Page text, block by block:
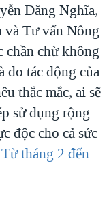
Đăng Nghĩa,
và Tư vấn Nông
chừ không
do tác động của
thắc mắc, ai sẽ
sử dụng rộng
độc cho cả sức
Từ tháng 2 đến